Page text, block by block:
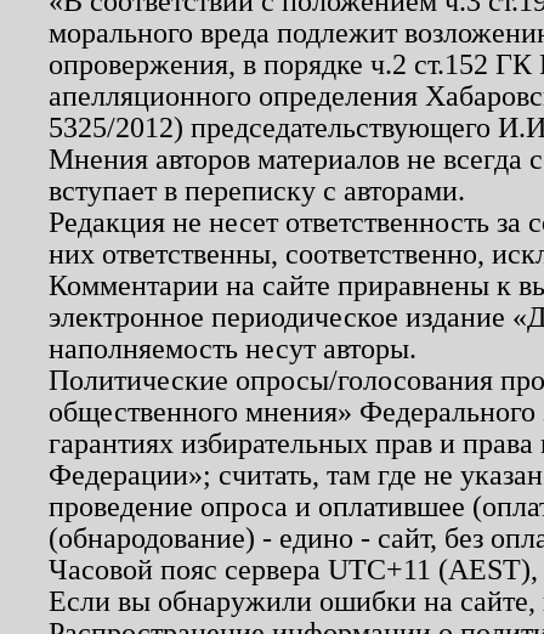
морального вреда подлежит
опровержения, в порядке ч.2 ст.152
апелляционного определения
5325/2012) председательствующего
Мнения авторов материалов не
вступает в переписку с авторами.
Редакция не несет ответственность
них ответственны, соответственно,
Комментарии на сайте приравнены к
электронное периодическое издание
наполняемость несут авторы.
Политические опросы/голосования
общественного мнения»
гарантиях избирательных прав и
Федерации»; считать, там где не
проведение опроса и оплатившее
(обнародование) - едино - сайт, без
Часовой пояс сервера UTC+11
Если вы обнаружили ошибки на